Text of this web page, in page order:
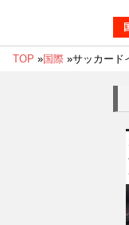
TOP »国際 »サッカード